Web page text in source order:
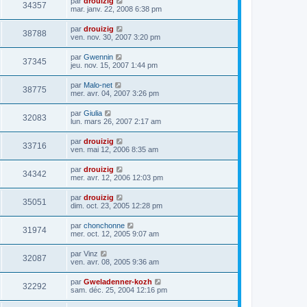
34357
mar. janv. 22, 2008 6:38 pm
38788 par drouizig
ven. nov. 30, 2007 3:20 pm
37345 par Gwennin
jeu. nov. 15, 2007 1:44 pm
38775 par Malo-net
mer. avr. 04, 2007 3:26 pm
32083 par Giulia
lun. mars 26, 2007 2:17 am
33716 par drouizig
ven. mai 12, 2006 8:35 am
34342 par drouizig
mer. avr. 12, 2006 12:03 pm
35051 par drouizig
dim. oct. 23, 2005 12:28 pm
31974 par chonchonne
mer. oct. 12, 2005 9:07 am
32087 par Vinz
ven. avr. 08, 2005 9:36 am
32292 par Gweladenner-kozh
sam. déc. 25, 2004 12:16 pm